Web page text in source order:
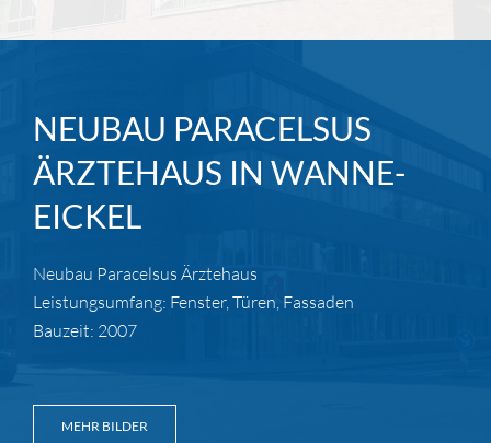
NEUBAU PARACELSUS
ÄRZTEHAUS IN WANNE-
EICKEL
Neubau Paracelsus Ärztehaus
Leistungsumfang: Fenster, Türen, Fassaden
Bauzeit: 2007
MEHR BILDER